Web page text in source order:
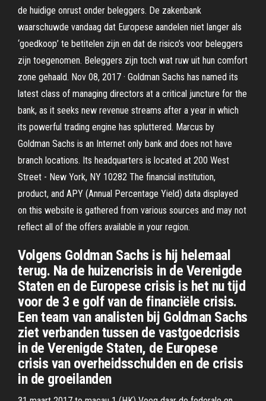
de huidige onrust onder beleggers. De zakenbank
waarschuwde vandaag dat Europese aandelen niet langer als
‘goedkoop’ te betitelen zijn en dat de risico’s voor beleggers
zijn toegenomen. Beleggers zijn toch wat ruw uit hun comfort
zone gehaald. Nov 08, 2017 · Goldman Sachs has named its
latest class of managing directors at a critical juncture for the
bank, as it seeks new revenue streams after a year in which
its powerful trading engine has spluttered. Marcus by
Goldman Sachs is an Internet only bank and does not have
branch locations. Its headquarters is located at 200 West
Street - New York, NY 10282 The financial institution,
product, and APY (Annual Percentage Yield) data displayed
on this website is gathered from various sources and may not
reflect all of the offers available in your region.
Volgens Goldman Sachs is hij helemaal
terug. Na de huizencrisis in de Verenigde
Staten en de Europese crisis is het nu tijd
voor de 3 e golf van de financiële crisis.
Een team van analisten bij Goldman Sachs
ziet verbanden tussen de vastgoedcrisis
in de Verenigde Staten, de Europese
crisis van overheidsschulden en de crisis
in de groeilanden